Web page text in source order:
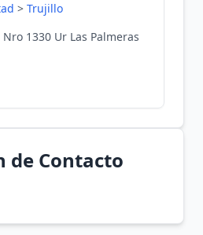
> Trujillo
1330 Ur Las Palmeras
Contacto